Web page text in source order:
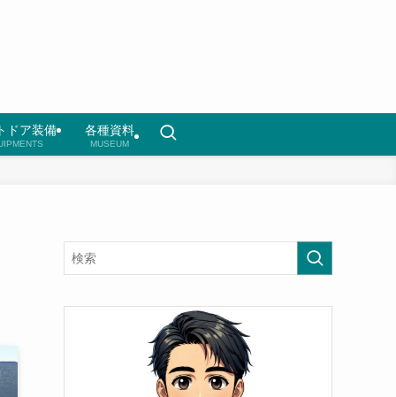
ドア装備 各種資料
MUSEUM